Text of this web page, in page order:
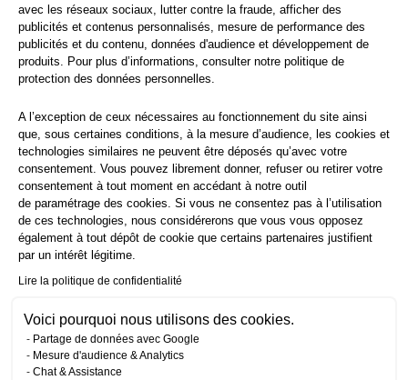
avec les réseaux sociaux, lutter contre la fraude, afficher des
publicités et contenus personnalisés, mesure de performance des
publicités et du contenu, données d'audience et développement de
produits. Pour plus d’informations, consulter notre politique de
protection des données personnelles.
A l’exception de ceux nécessaires au fonctionnement du site ainsi
que, sous certaines conditions, à la mesure d’audience, les cookies et
technologies similaires ne peuvent être déposés qu’avec votre
consentement. Vous pouvez librement donner, refuser ou retirer votre
consentement à tout moment en accédant à notre outil
de paramétrage des cookies. Si vous ne consentez pas à l’utilisation
de ces technologies, nous considérerons que vous vous opposez
également à tout dépôt de cookie que certains partenaires justifient
par un intérêt légitime.
Lire la politique de confidentialité
Voici pourquoi nous utilisons des cookies.
Partage de données avec Google
Mesure d'audience & Analytics
Chat & Assistance